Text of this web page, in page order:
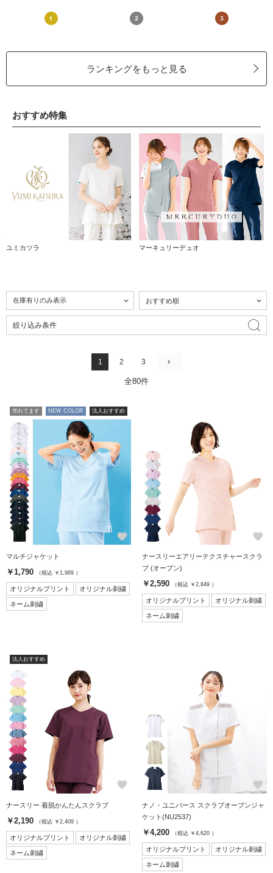
ランキングをもっと見る
おすすめ特集
ユミカツラ マーキュリーデュオ
絞り込み条件
1 2 3
全80件
売れてます NEW COLOR 法人おすすめ
favorite
マルチジャケット
￥1,790 （税込 ￥1,969 ）
オリジナルプリント オリジナル刺繍
ネーム刺繍
favorite
ナースリーエアリーテクスチャースクラ
ブ (オープン)
￥2,590 （税込 ￥2,849 ）
オリジナルプリント オリジナル刺繍
ネーム刺繍
法人おすすめ
favorite
ナースリー 着脱かんたんスクラブ
￥2,190 （税込 ￥2,409 ）
オリジナルプリント オリジナル刺繍
ネーム刺繍
favorite
ナノ・ユニバース スクラブオープンジャ
ケット(NU2537)
￥4,200 （税込 ￥4,620 ）
オリジナルプリント オリジナル刺繍
ネーム刺繍